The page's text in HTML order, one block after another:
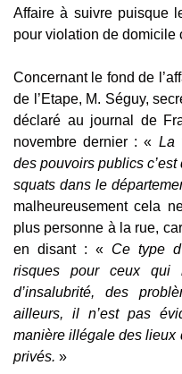
Affaire à suivre puisque
pour violation de domicile
Concernant le fond de
de l’Etape, M. Séguy,
déclaré au journal de
novembre dernier : « La
des pouvoirs publics c’est
squats dans le
malheureusement cela
plus personne à la rue,
en disant : « Ce type
risques pour ceux qui
d’insalubrité, des
ailleurs, il n’est pas
manière illégale des lieux
privés. »